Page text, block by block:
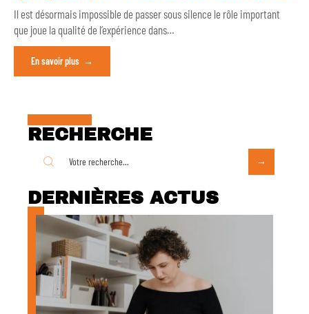
Il est désormais impossible de passer sous silence le rôle important
que joue la qualité de l’expérience dans…
En savoir plus
RECHERCHE
DERNIÈRES ACTUS